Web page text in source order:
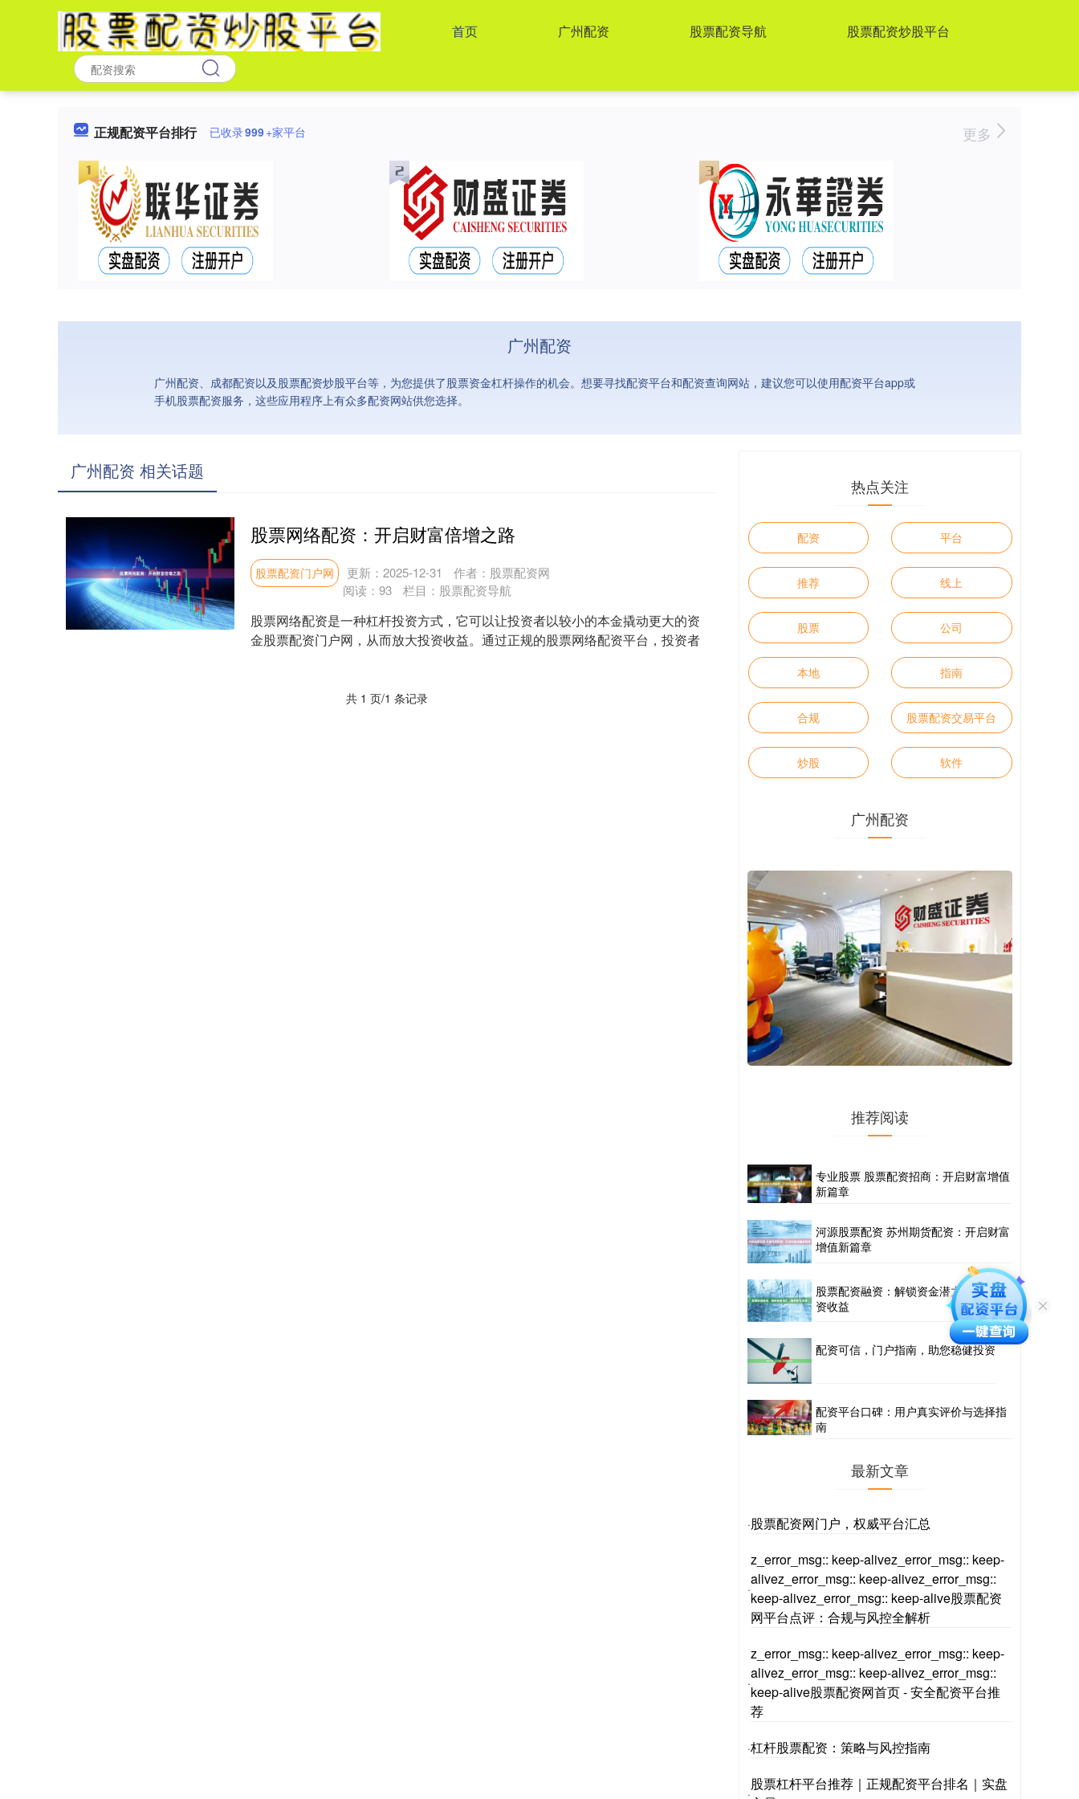
首页 广州配资 股票配资导航 股票配资炒股平台
正规配资平台排行 已收录999+家平台 更多
广州配资
广州配资、成都配资以及股票配资炒股平台等，为您提供了股票资金杠杆操作的机会。想要寻找配资平台和配资查询网站，建议您可以使用配资平台app或
手机股票配资服务，这些应用程序上有众多配资网站供您选择。
广州配资 相关话题
股票网络配资：开启财富倍增之路
股票配资门户网 更新：2025-12-31
作者：股票配资网
阅读： 93 栏目： 股票配资导航
股票网络配资是一种杠杆投资方式，它可以让投资者以较小的本金撬动更大的资
金股票配资门户网，从而放大投资收益。通过正规的股票网络配资平台，投资者
共 1 页/1 条记录
热点关注
配资 平台
推荐 线上
股票 公司
本地 指南
合规 股票配资交易平台
炒股 软件
广州配资
推荐阅读
专业股票 股票配资招商：开启财富增值
新篇章
河源股票配资 苏州期货配资：开启财富
增值新篇章
股票配资融资：解锁资金潜力，提升投
资收益
配资可信，门户指南，助您稳健投资
配资平台口碑：用户真实评价与选择指
南
最新文章
·股票配资网门户，权威平台汇总
·
z_error_msg:: keep-alivez_error_msg:: keep-
alivez_error_msg:: keep-alivez_error_msg::
keep-alivez_error_msg:: keep-alive股票配资
网平台点评：合规与风控全解析
·
z_error_msg:: keep-alivez_error_msg:: keep-
alivez_error_msg:: keep-alivez_error_msg::
keep-alive股票配资网首页 - 安全配资平台推
荐
·杠杆股票配资：策略与风控指南
·
股票杠杆平台推荐｜正规配资平台排名｜实盘